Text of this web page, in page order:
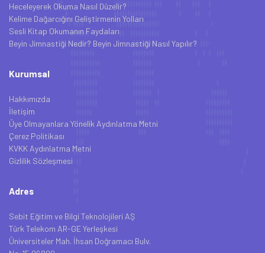
Heceleyerek Okuma Nasıl Düzelir?
Kelime Dağarcığını Geliştirmenin Yolları
Sesli Kitap Okumanın Faydaları
Beyin Jimnastiği Nedir? Beyin Jimnastiği Nasıl Yapılır?
Kurumsal
Hakkımızda
İletişim
Üye Olmayanlara Yönelik Aydınlatma Metni
Çerez Politikası
KVKK Aydınlatma Metni
Gizlilik Sözleşmesi
Adres
Sebit Eğitim ve Bilgi Teknolojileri AŞ
Türk Telekom AR-GE Yerleşkesi
Üniversiteler Mah. İhsan Doğramacı Bulv.